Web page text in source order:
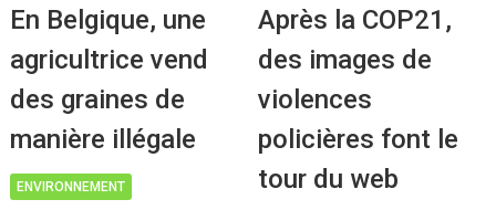
En Belgique, une
agricultrice vend
des graines de
manière illégale
ENVIRONNEMENT
Après la COP21,
des images de
violences
policières font le
tour du web